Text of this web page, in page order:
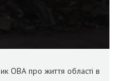
ОВА про життя області в